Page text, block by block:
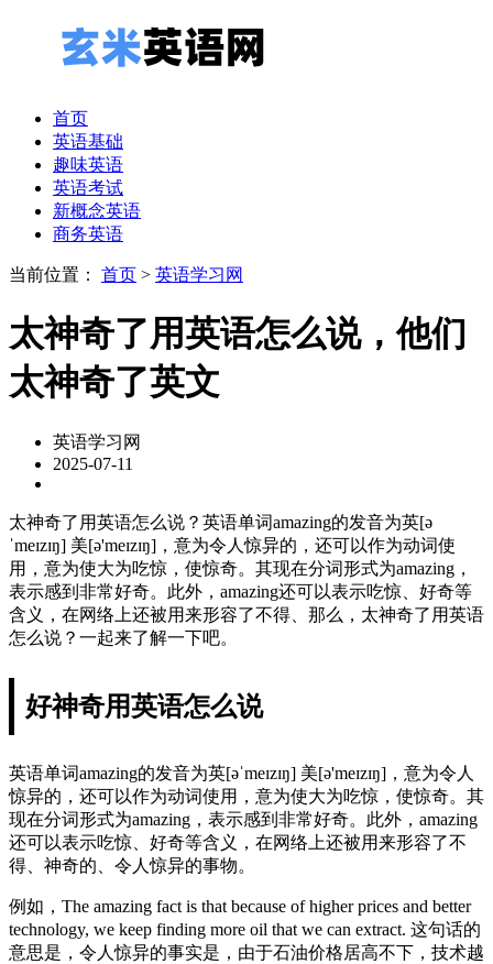
首页
英语基础
趣味英语
英语考试
新概念英语
商务英语
当前位置： 首页 > 英语学习网
太神奇了用英语怎么说，他们
太神奇了英文
英语学习网
2025-07-11
太神奇了用英语怎么说？英语单词amazing的发音为英[ə
ˈmeɪzɪŋ] 美[ə'meɪzɪŋ]，意为令人惊异的，还可以作为动词使
用，意为使大为吃惊，使惊奇。其现在分词形式为amazing，
表示感到非常好奇。此外，amazing还可以表示吃惊、好奇等
含义，在网络上还被用来形容了不得、那么，太神奇了用英语
怎么说？一起来了解一下吧。
好神奇用英语怎么说
英语单词amazing的发音为英[əˈmeɪzɪŋ] 美[ə'meɪzɪŋ]，意为令人
惊异的，还可以作为动词使用，意为使大为吃惊，使惊奇。其
现在分词形式为amazing，表示感到非常好奇。此外，amazing
还可以表示吃惊、好奇等含义，在网络上还被用来形容了不
得、神奇的、令人惊异的事物。
例如，The amazing fact is that because of higher prices and better
technology, we keep finding more oil that we can extract. 这句话的
意思是，令人惊异的事实是，由于石油价格居高不下，技术越